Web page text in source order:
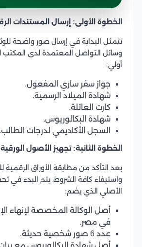
الخطوة الأولى: إرسال المستندات
تتمثل البداية في إرسال صور واضحة
وسائل التواصل المعتمدة لدى المكتب
أولي:
جواز سفر ساري المفعول.
شهادة الميلاد الرسمية.
كارت العائلة.
شهادة البكالوريوس.
السجل الأكاديمي لدرجات الطالب.
الخطوة الثانية: تجهيز الأصول الورقية
بعد التأكد من مطابقة الأوراق الرقمية
واستيفاء كافة الشروط، يتم البدء في
الأصلي الذي يضم:
أصل الوكالة المخصصة لإنهاء
في مصر.
عدد 6 صور شخصية حديثة.
أصل شهادة البكالوريوس مع